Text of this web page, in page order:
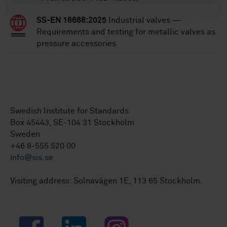
SS-EN 16668:2025 Industrial valves —
Requirements and testing for metallic valves as
pressure accessories
Swedish Institute for Standards
Box 45443, SE-104 31 Stockholm
Sweden
+46 8-555 520 00
info@sis.se
Visiting address: Solnavägen 1E, 113 65 Stockholm.
Facebook LinkedIn Instagram